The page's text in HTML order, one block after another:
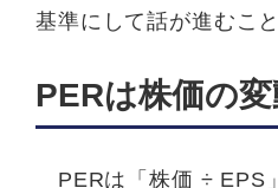
基準にして話が進むこ
PERは株価の
PERは「株価 ÷ EPS